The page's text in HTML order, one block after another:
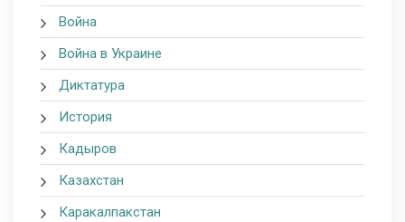
Война
Война в Украине
Диктатура
История
Кадыров
Казахстан
Каракалпакстан